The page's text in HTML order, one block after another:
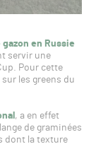
en Russie
servir une
Pour cette
les greens du
, a en effet
de graminées
dont la texture